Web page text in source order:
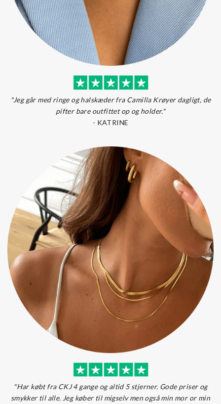
"Jeg går med ringe og halskæder fra Camilla Krøyer dagligt, de
pifter bare outfittet op og holder."
- KATRINE
"Har købt fra CKJ 4 gange og altid 5 stjerner. Gode priser og
smykker til alle. Jeg køber til migselv men også min mor or min